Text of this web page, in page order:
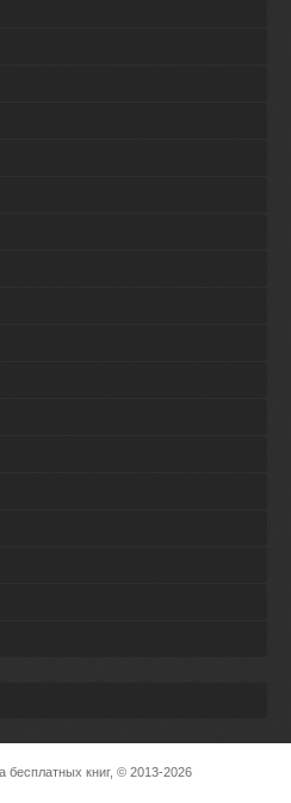
бесплатных книг, © 2013-2026